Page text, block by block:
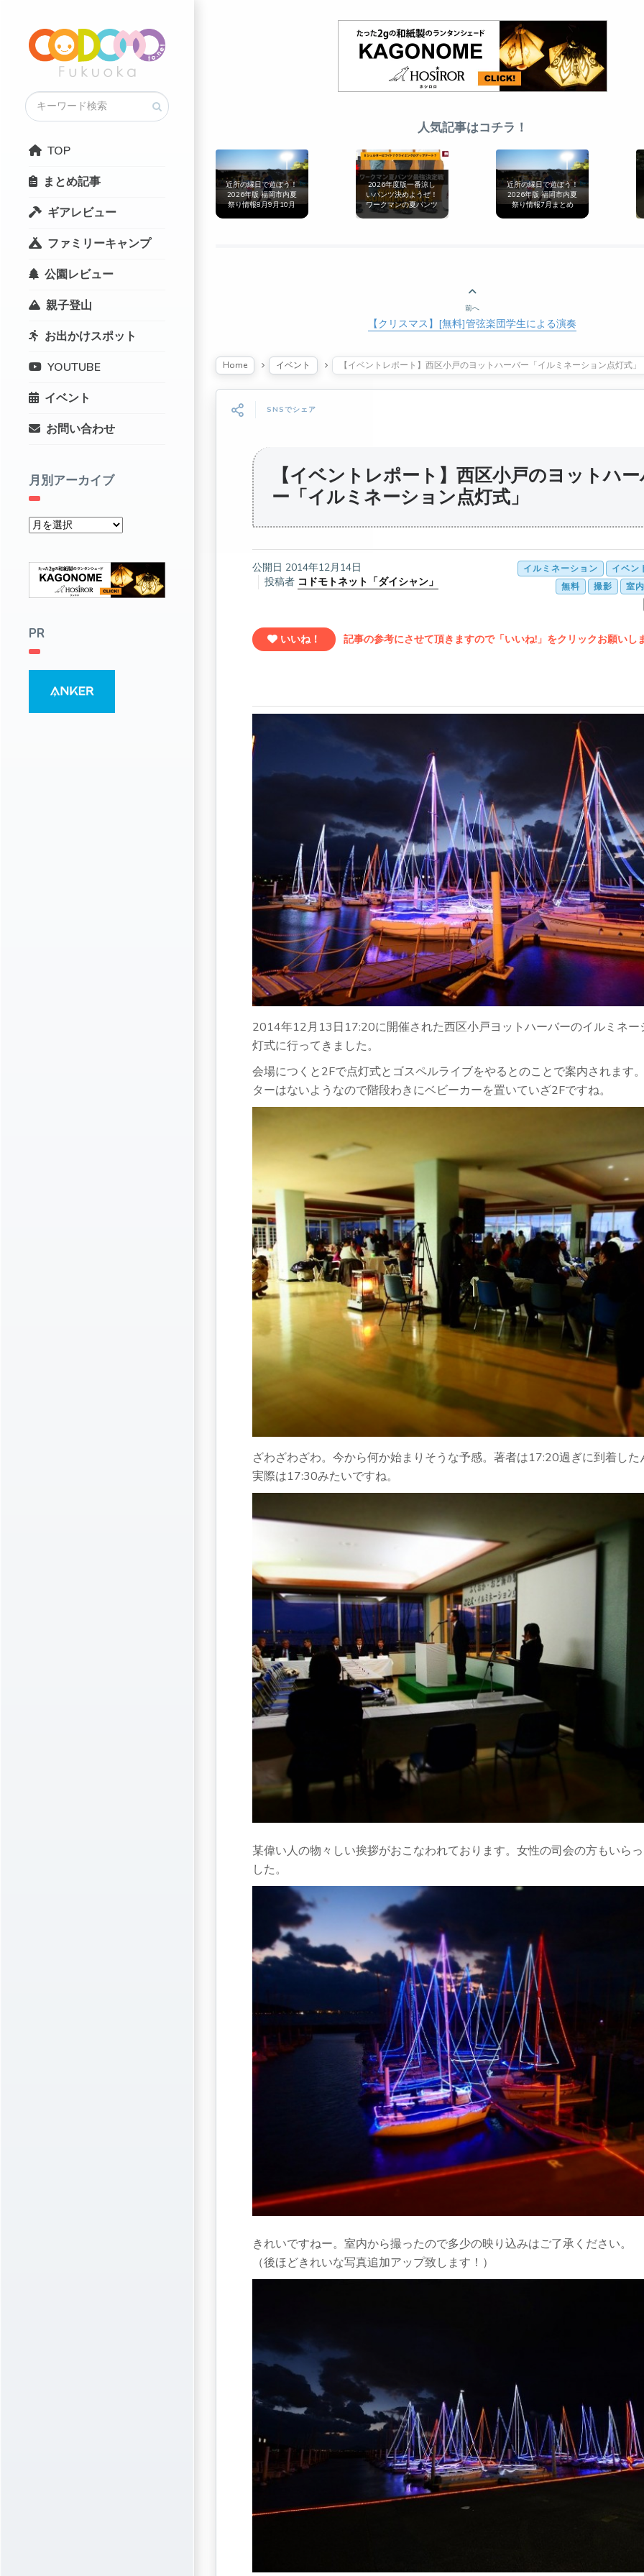
TOP
まとめ記事
ギアレビュー
ファミリーキャンプ
公園レビュー
親子登山
お出かけスポット
YOUTUBE
イベント
お問い合わせ
月別アーカイブ
PR
人気記事はコチラ！
近所の縁日で遊ぼう！
2026年版 福岡市内夏
祭り情報8月9月10月
2026年度版一番涼し
いパンツ決めようぜ！
ワークマンの夏パンツ
最強決定戦[無印良品
近所の縁日で遊ぼう！
2026年版 福岡市内夏
祭り情報7月まとめ
前へ
【クリスマス】[無料]管弦楽団学生による演奏
Home イベント 【イベントレポート】西区小戸のヨットハーバー「イルミネーション点灯式」
SNSでシェア
【イベントレポート】西区小戸のヨットハ
ー「イルミネーション点灯式」
公開日 2014年12月14日
投稿者 コドモトネット「ダイシャン」
イベン
イルミネーション
室内
撮影
無料
いいね！ 記事の参考にさせて頂きますので「いいね!」をクリックお願いし
2014年12月13日17:20に開催された西区小戸ヨットハーバーのイルミネー
灯式に行ってきました。
会場につくと2Fで点灯式とゴスペルライブをやるとのことで案内されます
ターはないようなので階段わきにベビーカーを置いていざ2Fですね。
ざわざわざわ。今から何か始まりそうな予感。著者は17:20過ぎに到着した
実際は17:30みたいですね。
某偉い人の物々しい挨拶がおこなわれております。女性の司会の方もいら
した。
きれいですねー。室内から撮ったので多少の映り込みはご了承ください。
（後ほどきれいな写真追加アップ致します！）